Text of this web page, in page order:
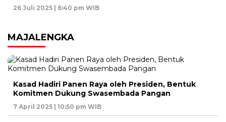
26 Juli 2025 | 6:40 pm WIB
MAJALENGKA
Kasad Hadiri Panen Raya oleh Presiden, Bentuk
Komitmen Dukung Swasembada Pangan
7 April 2025 | 10:50 pm WIB